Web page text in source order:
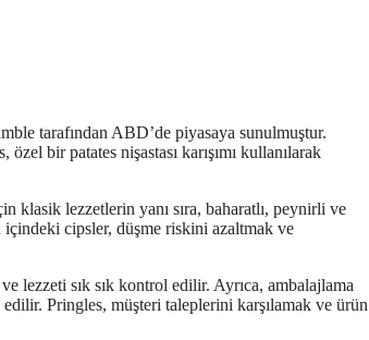
tarafından ABD’de piyasaya sunulmuştur.
bir patates nişastası karışımı kullanılarak
klasik lezzetlerin yanı sıra, baharatlı, peynirli ve
içindeki cipsler, düşme riskini azaltmak ve
lezzeti sık sık kontrol edilir. Ayrıca, ambalajlama
Pringles, müşteri taleplerini karşılamak ve ürün